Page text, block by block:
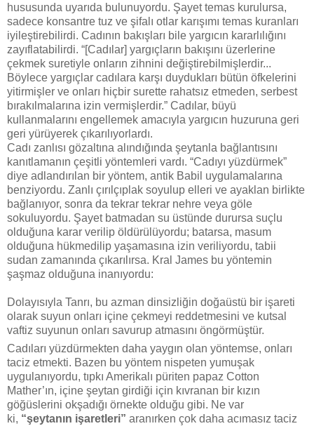
hususunda uyarıda bulunuyordu. Şayet temas kurulursa,
sadece konsantre tuz ve şifalı otlar karışımı temas kuranları
iyileştirebilirdi. Cadının bakışları bile yargıcın kararlılığını
zayıflatabilirdi. “[Cadılar] yargıçların bakışını üzerlerine
çekmek suretiyle onların zihnini değiştirebilmişlerdir...
Böylece yargıçlar cadılara karşı duydukları bütün öfkelerini
yitirmişler ve onları hiçbir surette rahatsız etmeden, serbest
bırakılmalarına izin vermişlerdir.” Cadılar, büyü
kullanmalarını engellemek amacıyla yargıcın huzuruna geri
geri yürüyerek çıkarılıyorlardı.
Cadı zanlısı gözaltına alındığında şeytanla bağlantısını
kanıtlamanın çeşitli yöntemleri vardı. “Cadıyı yüzdürmek”
diye adlandırılan bir yöntem, antik Babil uygulamalarına
benziyordu. Zanlı çırılçıplak soyulup elleri ve ayaklan birlikte
bağlanıyor, sonra da tekrar tekrar nehre veya göle
sokuluyordu. Şayet batmadan su üstünde durursa suçlu
olduğuna karar verilip öldürülüyordu; batarsa, masum
olduğuna hükmedilip yaşamasına izin veriliyordu, tabii
sudan zamanında çıkarılırsa. Kral James bu yöntemin
şaşmaz olduğuna inanıyordu:
Dolayısıyla Tanrı, bu azman dinsizliğin doğaüstü bir işareti
olarak suyun onları içine çekmeyi reddetmesini ve kutsal
vaftiz suyunun onları savurup atmasını öngörmüştür.
Cadıları yüzdürmekten daha yaygın olan yöntemse, onları
taciz etmekti. Bazen bu yöntem nispeten yumuşak
uygulanıyordu, tıpkı Amerikalı püriten papaz Cotton
Mather’ın, içine şeytan girdiği için kıvranan bir kızın
göğüslerini okşadığı örnekte olduğu gibi. Ne var
ki, “şeytanın işaretleri” aranırken çok daha acımasız taciz